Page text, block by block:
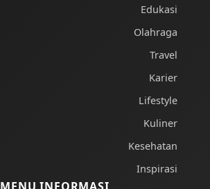
Edukasi
Olahraga
Travel
Karier
Lifestyle
Kuliner
Kesehatan
Inspirasi